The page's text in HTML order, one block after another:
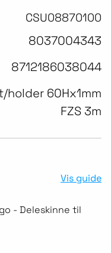
CSU08870100
8037004343
8712186038044
holder 60Hx1mm
FZS 3m
Vis guide
- Deleskinne til